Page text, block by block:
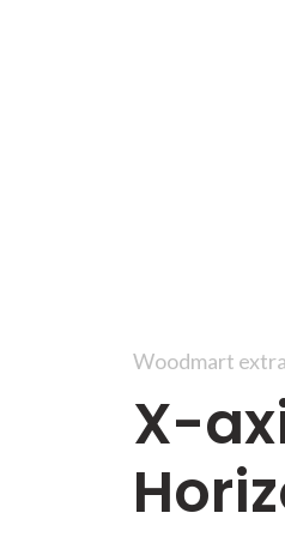
Woodmart
X-